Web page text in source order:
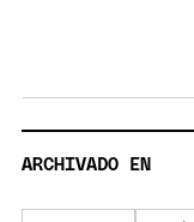
ARCHIVADO EN